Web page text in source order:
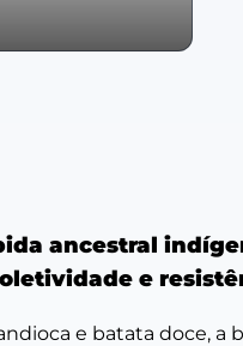
ancestral
e
e batata doce, a